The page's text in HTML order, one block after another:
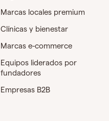
Marcas locales premium
Clínicas y bienestar
Marcas e-commerce
Equipos liderados por
fundadores
Empresas B2B